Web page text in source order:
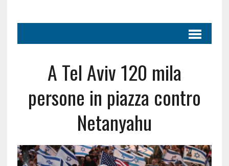
A Tel Aviv 120 mila
persone in piazza contro
Netanyahu